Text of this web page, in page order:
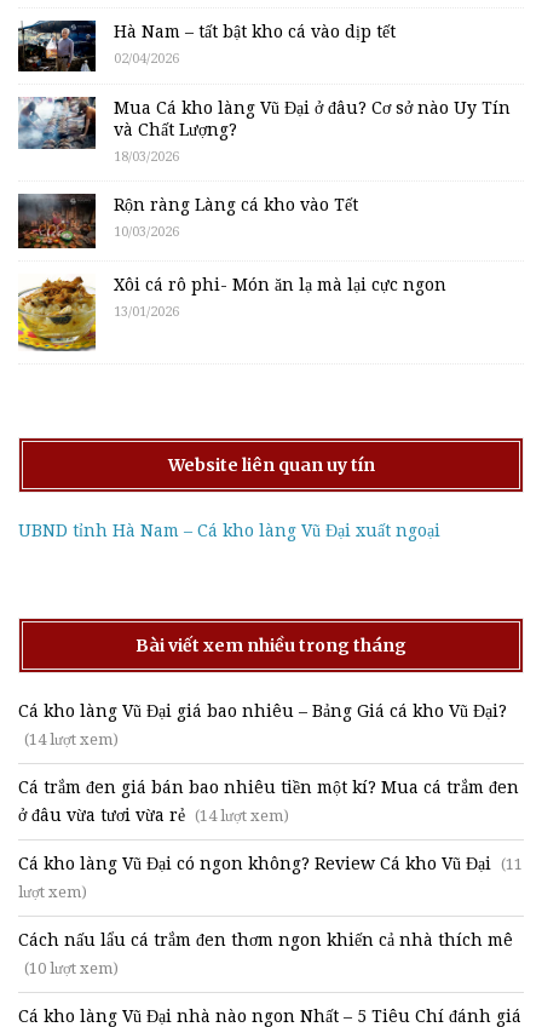
Hà Nam – tất bật kho cá vào dịp tết
02/04/2026
Mua Cá kho làng Vũ Đại ở đâu? Cơ sở nào Uy Tín
và Chất Lượng?
18/03/2026
Rộn ràng Làng cá kho vào Tết
10/03/2026
Xôi cá rô phi- Món ăn lạ mà lại cực ngon
13/01/2026
Website liên quan uy tín
UBND tỉnh Hà Nam – Cá kho làng Vũ Đại xuất ngoại
Bài viết xem nhiều trong tháng
Cá kho làng Vũ Đại giá bao nhiêu – Bảng Giá cá kho Vũ Đại?
(14 lượt xem)
Cá trắm đen giá bán bao nhiêu tiền một kí? Mua cá trắm đen
ở đâu vừa tươi vừa rẻ (14 lượt xem)
Cá kho làng Vũ Đại có ngon không? Review Cá kho Vũ Đại (11
lượt xem)
Cách nấu lẩu cá trắm đen thơm ngon khiến cả nhà thích mê
(10 lượt xem)
Cá kho làng Vũ Đại nhà nào ngon Nhất – 5 Tiêu Chí đánh giá